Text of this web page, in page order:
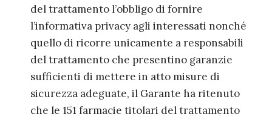
del trattamento l’obbligo di fornire
l’informativa privacy agli interessati nonché
quello di ricorre unicamente a responsabili
del trattamento che presentino garanzie
sufficienti di mettere in atto misure di
sicurezza adeguate, il Garante ha ritenuto
che le 151 farmacie titolari del trattamento